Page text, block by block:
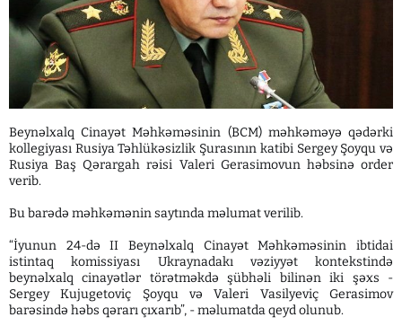
Beynəlxalq Cinayət Məhkəməsinin (BCM) məhkəməyə qədərki
kollegiyası Rusiya Təhlükəsizlik Şurasının katibi Sergey Şoyqu və
Rusiya Baş Qərargah rəisi Valeri Gerasimovun həbsinə order
verib.
Bu barədə məhkəmənin saytında məlumat verilib.
“İyunun 24-də II Beynəlxalq Cinayət Məhkəməsinin ibtidai
istintaq komissiyası Ukraynadakı vəziyyət kontekstində
beynəlxalq cinayətlər törətməkdə şübhəli bilinən iki şəxs -
Sergey Kujugetoviç Şoyqu və Valeri Vasilyeviç Gerasimov
barəsində həbs qərarı çıxarıb”, - məlumatda qeyd olunub.